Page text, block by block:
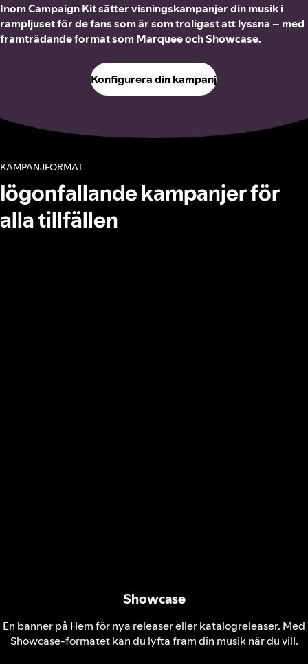
Inom Campaign Kit sätter visningskampanjer din musik i
rampljuset för de fans som är som troligast att lyssna – med
framträdande format som Marquee och Showcase.
Konfigurera din kampanj
KAMPANJFORMAT
Iögonfallande kampanjer för
alla tillfällen
Showcase
En banner på Hem för nya releaser eller katalogreleaser. Med
Showcase-formatet kan du lyfta fram din musik när du vill.